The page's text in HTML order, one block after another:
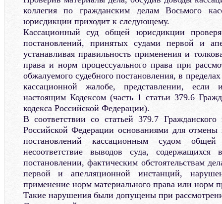
коллегия по гражданским делам Восьмого
юрисдикции приходит к следующему.
Кассационный суд общей юрисдикции
постановлений, принятых судами первой и
устанавливая правильность применения и
права и норм процессуального права при
обжалуемого судебного постановления, в
кассационной жалобе, представлении, если
настоящим Кодексом (часть 1 статьи 379.6
кодекса Российской Федерации).
В соответствии со статьей 379.7 Гражданского
Российской Федерации основаниями для
постановлений кассационным судом
несоответствие выводов суда,
постановлении, фактическим обстоятельствам
первой и апелляционной инстанций,
применение норм материального права или норм
Такие нарушения были допущены при